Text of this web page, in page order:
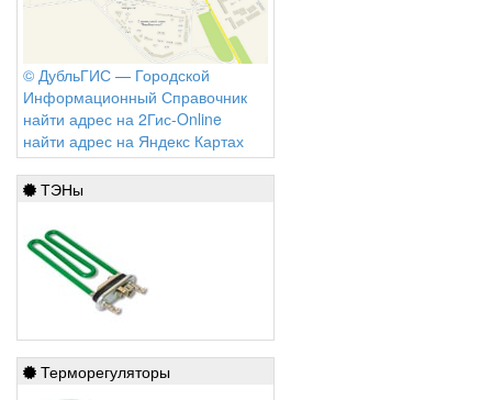
© ДубльГИС — Городской
Информационный Справочник
найти адрес на 2Гис-Online
найти адрес на Яндекс Картах
ТЭНы
Терморегуляторы